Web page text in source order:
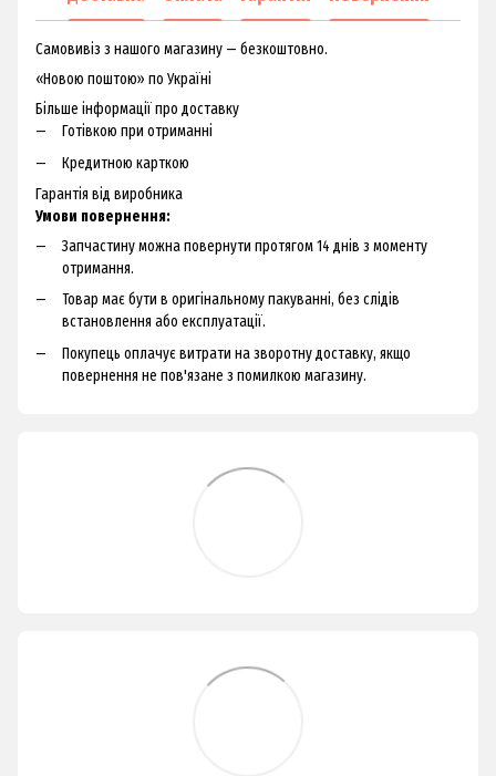
Самовивіз з нашого магазину — безкоштовно.
«Новою поштою» по Україні
Більше інформації про доставку
Готівкою при отриманні
Кредитною карткою
Гарантія від виробника
Умови повернення:
Запчастину можна повернути протягом 14 днів з моменту
отримання.
Товар має бути в оригінальному пакуванні, без слідів
встановлення або експлуатації.
Покупець оплачує витрати на зворотну доставку, якщо
повернення не пов'язане з помилкою магазину.